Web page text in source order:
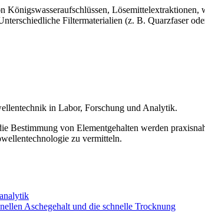
Königswasseraufschlüssen,
Filtermaterialien (z. B. Quarzfaser
in Labor, Forschung und Analytik.
von Elementgehalten werden
zu vermitteln.
Aschegehalt und die schnelle Trocknung